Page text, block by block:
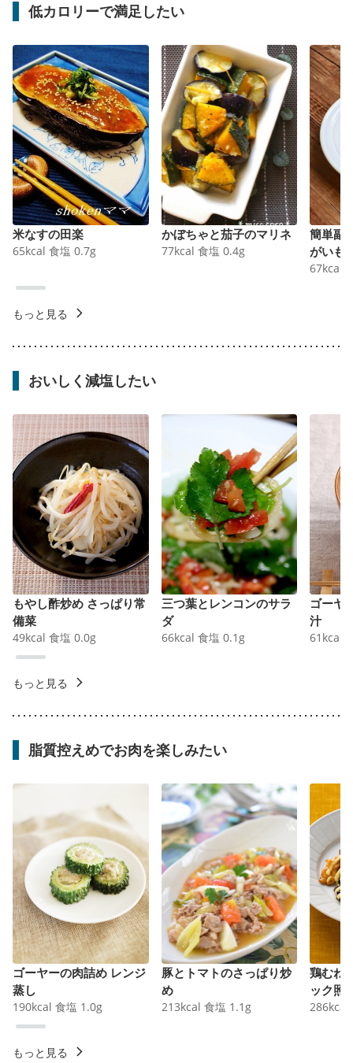
低カロリーで満足したい
米なすの田楽
65kcal 食塩 0.7g
かぼちゃと茄子のマリネ
77kcal 食塩 0.4g
簡単副
がいも
67kcal
もっと見る
おいしく減塩したい
もやし酢炒め さっぱり常
備菜
49kcal 食塩 0.0g
三つ葉とレンコンのサラ
ダ
66kcal 食塩 0.1 g
ゴーヤ
汁
61 kcal
もっと見る
脂質控えめでお肉を楽しみたい
ゴーヤーの肉詰め レンジ
蒸し
190kcal 食塩 1.0g
豚とトマトのさっぱり炒
め
213kcal 食塩 1.1 g
鶏むね
ック照
286kcal
もっと見る